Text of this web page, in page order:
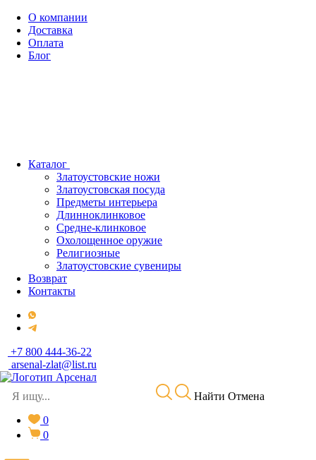
О компании
Доставка
Оплата
Блог
Каталог
Златоустовские ножи
Златоустовская посуда
Предметы интерьера
Длинноклинковое
Средне-клинковое
Охолощенное оружие
Религиозные
Златоустовские сувениры
Возврат
Контакты
+7 800 444-36-22
arsenal-zlat@list.ru
Найти Отмена
0
0